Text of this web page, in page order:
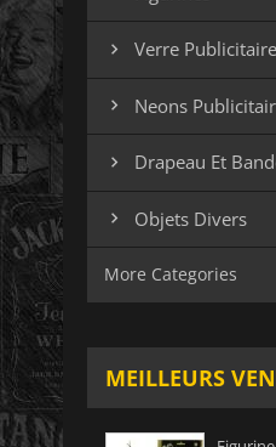
 Verre
 Neons
 Drapeau Et
 Objets Divers
More Categories
MEILLEURS